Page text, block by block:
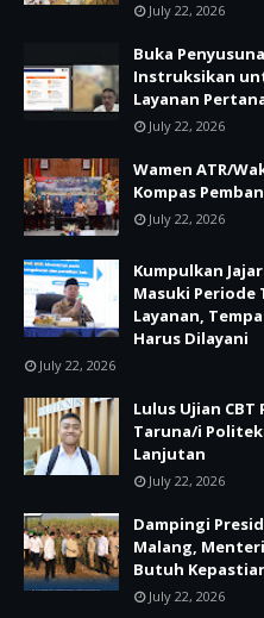
July 22, 2026
Buka
Instruksikan
Layanan
July 22, 2026
Wamen ATR/
Kompas
July 22, 2026
Kumpulkan
Masuki Periode
Layanan,
Harus Dilayani
July 22, 2026
Lulus Ujian CBT
Taruna/i
Lanjutan
July 22, 2026
Dampingi
Malang,
Butuh
July 22, 2026